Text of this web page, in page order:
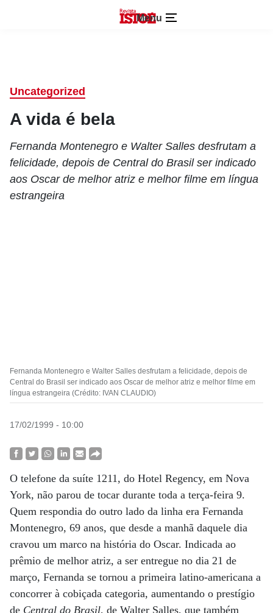
Menu
Uncategorized
A vida é bela
Fernanda Montenegro e Walter Salles desfrutam a
felicidade, depois de Central do Brasil ser indicado
aos Oscar de melhor atriz e melhor filme em língua
estrangeira
Fernanda Montenegro e Walter Salles desfrutam a felicidade, depois de
Central do Brasil ser indicado aos Oscar de melhor atriz e melhor filme em
língua estrangeira (Crédito: IVAN CLAUDIO)
17/02/1999 - 10:00
O telefone da suíte 1211, do Hotel Regency, em Nova
York, não parou de tocar durante toda a terça-feira 9.
Quem respondia do outro lado da linha era Fernanda
Montenegro, 69 anos, que desde a manhã daquele dia
cravou um marco na história do Oscar. Indicada ao
prêmio de melhor atriz, a ser entregue no dia 21 de
março, Fernanda se tornou a primeira latino-americana a
concorrer à cobiçada categoria, aumentando o prestígio
de Central do Brasil, de Walter Salles, que também